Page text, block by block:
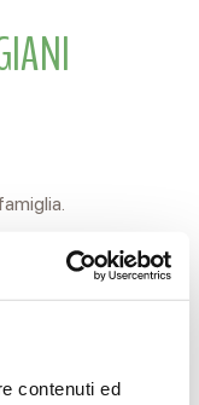
contenuti ed
alle ore 18.30
privata.